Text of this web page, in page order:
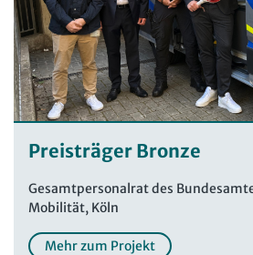
Preisträger Bronze
Gesamtpersonalrat des
Mobilität, Köln
Mehr zum Projekt